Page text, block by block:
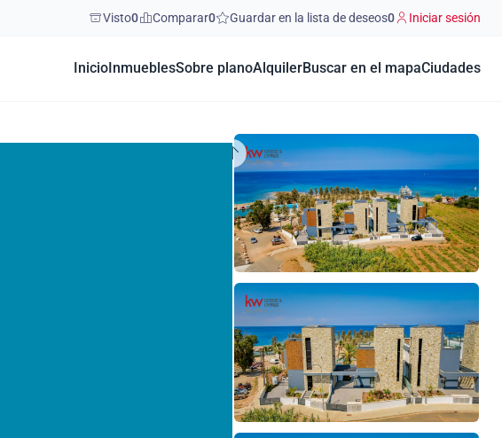
Visto0 Comparar0 Guardar en la lista de deseos0 Iniciar sesión
Inicio InmueblesSobre planoAlquilerBuscar en el mapaCiudades